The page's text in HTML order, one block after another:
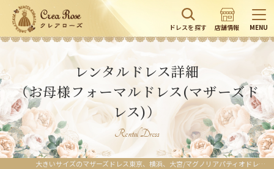
ドレスを探す 店舗情報 MENU
レンタルドレス詳細
（お母様フォーマルドレス(マザーズド
レス)）
Rental Dress
大きいサイズのマザーズドレス東京、横浜、大宮/マグノリアパティオドレス+マグノリアパティオボレロ｜ブラック（黒）×ネイビー（紺）／15号以上のゆったりとした正礼装マザーズドレス